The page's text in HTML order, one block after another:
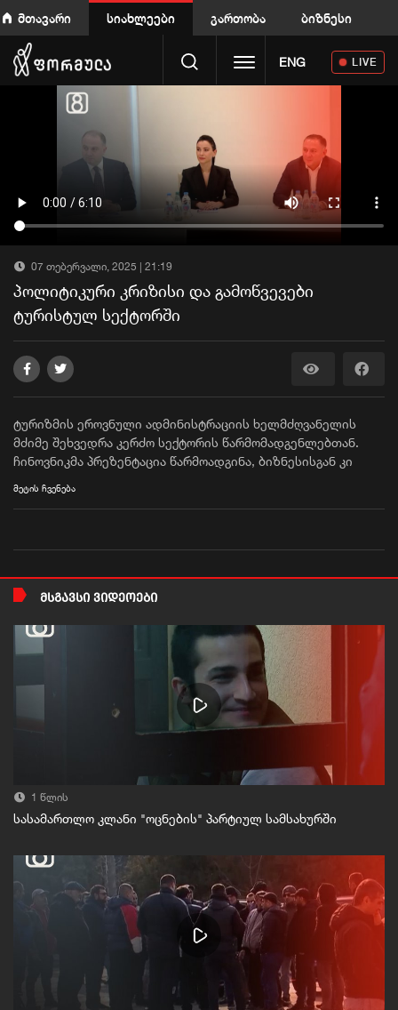
მთავარი სიახლეები გართობა ბიზნესი
Toggle navigation
ENG LIVE
07 თებერვალი, 2025 | 21:19
პოლიტიკური კრიზისი და გამოწვევები
ტურისტულ სექტორში
ტურიზმის ეროვნული ადმინისტრაციის ხელმძღვანელის
მძიმე შეხვედრა კერძო სექტორის წარმომადგენლებთან.
ჩინოვნიკმა პრეზენტაცია წარმოადგინა, ბიზნესისგან კი
დემონსტრანტებისწამებაზე. რეჟიმისპროპაგანდამამ
დამალა.
მეტის ჩვენება
ᲛᲡᲒᲐᲕᲡᲘ ᲕᲘᲓᲔᲝᲔᲑᲘ
1 წლის
სასამართლო კლანი "ოცნების" პარტიულ სამსახურში